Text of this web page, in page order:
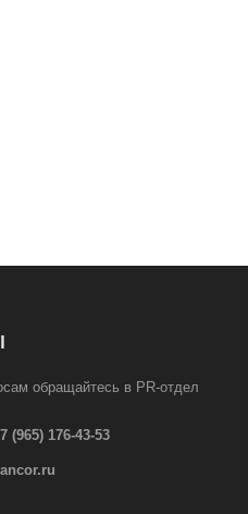
обращайтесь в PR-отдел
(965) 176-43-53